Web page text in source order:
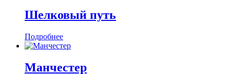
Шелковый путь
Подробнее
Манчестер